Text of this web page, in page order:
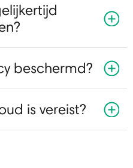
beschermd?
is vereist?